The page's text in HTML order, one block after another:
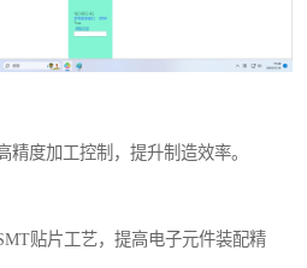
度加工控制，提升制造效率。
贴片工艺，提高电子元件装配精